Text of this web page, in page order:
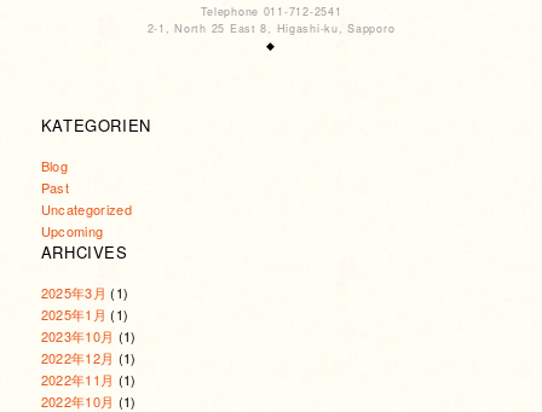
Telephone 011-712-2541
2-1, North 25 East 8, Higashi-ku, Sapporo
◆
KATEGORIEN
Blog
Past
Uncategorized
Upcoming
ARHCIVES
2025年3月 (1)
2025年1月 (1)
2023年10月 (1)
2022年12月 (1)
2022年11月 (1)
2022年10月 (1)